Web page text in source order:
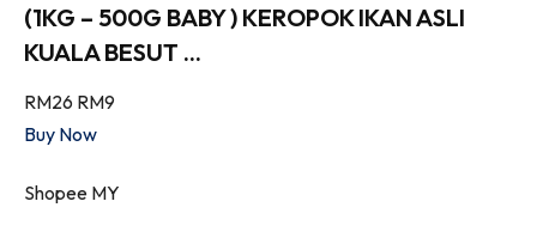
(1KG – 500G BABY ) KEROPOK IKAN ASLI
KUALA BESUT ...
RM26 RM9
Buy Now
Shopee MY